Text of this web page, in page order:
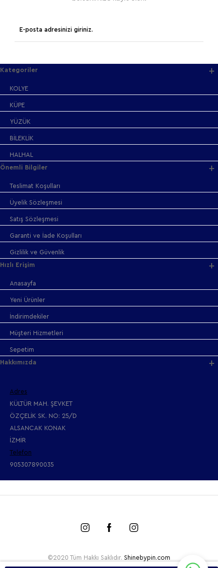
Kategoriler
KOLYE
KÜPE
YÜZÜK
BİLEKLİK
HALHAL
Önemli Bilgiler
Teslimat Koşulları
Üyelik Sözleşmesi
Satış Sözleşmesi
Garanti ve İade Koşulları
Gizlilik ve Güvenlik
Hızlı Erişim
Anasayfa
Yeni Ürünler
İndirimdekiler
Müşteri Hizmetleri
Sepetim
Hakkımızda
Adres
KÜLTÜR MAH. ŞEVKET
ÖZÇELİK SK. NO: 25/D
ALSANCAK KONAK
İZMİR
Telefon
905307890035
©2020 Tüm Hakkı Saklıdır. Shinebypin.com